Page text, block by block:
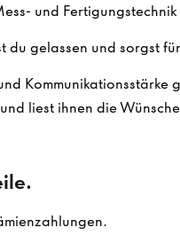
und
du gelassen und sorgst
Kommunikationsstärke
liest ihnen die